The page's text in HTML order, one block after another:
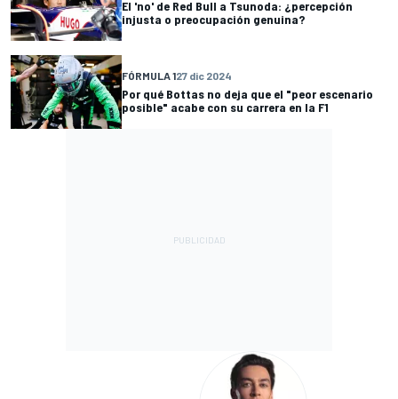
El 'no' de Red Bull a Tsunoda: ¿percepción
injusta o preocupación genuina?
FÓRMULA 127 dic 2024
Por qué Bottas no deja que el "peor escenario
posible" acabe con su carrera en la F1